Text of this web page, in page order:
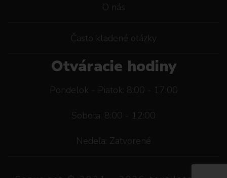
O nás
Často kladené otázky
Otváracie hodiny
Pondelok - Piatok: 8:00 - 17:00
Sobota: 8:00 - 12:00
Nedeľa: Zatvorené